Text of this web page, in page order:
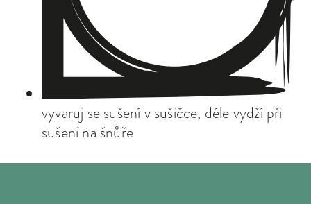
vyvaruj se sušení v sušičce, déle vydží při
sušení na šnůře